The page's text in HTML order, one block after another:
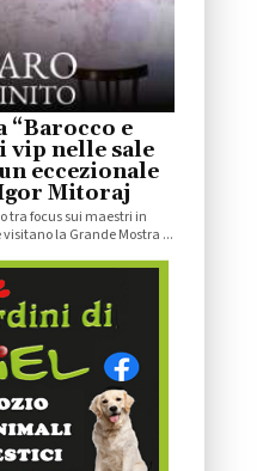
“Barocco e
vip nelle sale
eccezionale
Mitoraj
tra focus sui maestri in
la Grande Mostra ...